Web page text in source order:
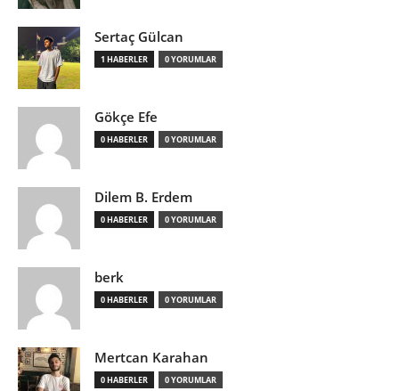
Sertaç Gülcan
1 HABERLER 0 YORUMLAR
Gökçe Efe
0 HABERLER 0 YORUMLAR
Dilem B. Erdem
0 HABERLER 0 YORUMLAR
berk
0 HABERLER 0 YORUMLAR
Mertcan Karahan
0 HABERLER 0 YORUMLAR